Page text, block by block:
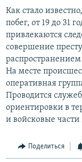
Как стало
побег, от 19 до 31
привлекаются
совершение
На месте
оперативная
Проводится
ориентировки в
и войсковые
Поделиться